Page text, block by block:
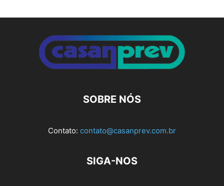
SOBRE NÓS
Contato: contato@casanprev.com.br
SIGA-NOS